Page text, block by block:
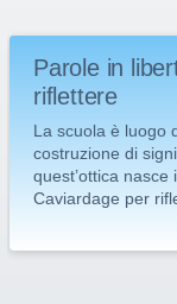
Parole in
riflettere
La scuola è luogo
costruzione di
quest’ottica nasce
Caviardage per